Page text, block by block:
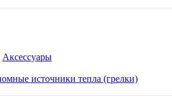
Аксессуары
источники тепла (грелки)